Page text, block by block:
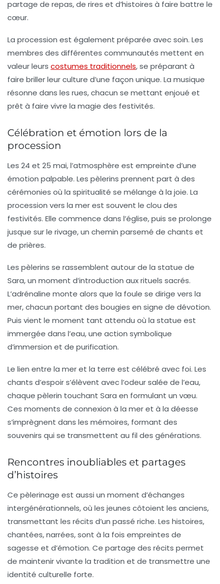
partage de repas, de rires et d’histoires à faire battre le
cœur.
La procession est également préparée avec soin. Les
membres des différentes communautés mettent en
valeur leurs costumes traditionnels, se préparant à
faire briller leur culture d’une façon unique. La musique
résonne dans les rues, chacun se mettant enjoué et
prêt à faire vivre la magie des festivités.
Célébration et émotion lors de la
procession
Les 24 et 25 mai, l’atmosphère est empreinte d’une
émotion palpable. Les pèlerins prennent part à des
cérémonies où la spiritualité se mélange à la joie. La
procession vers la mer est souvent le clou des
festivités. Elle commence dans l’église, puis se prolonge
jusque sur le rivage, un chemin parsemé de chants et
de prières.
Les pèlerins se rassemblent autour de la statue de
Sara, un moment d’introduction aux rituels sacrés.
L’adrénaline monte alors que la foule se dirige vers la
mer, chacun portant des bougies en signe de dévotion.
Puis vient le moment tant attendu où la statue est
immergée dans l’eau, une action symbolique
d’immersion et de purification.
Le lien entre la mer et la terre est célébré avec foi. Les
chants d’espoir s’élèvent avec l’odeur salée de l’eau,
chaque pèlerin touchant Sara en formulant un vœu.
Ces moments de connexion à la mer et à la déesse
s’imprègnent dans les mémoires, formant des
souvenirs qui se transmettent au fil des générations.
Rencontres inoubliables et partages
d’histoires
Ce pèlerinage est aussi un moment d’échanges
intergénérationnels, où les jeunes côtoient les anciens,
transmettant les récits d’un passé riche. Les histoires,
chantées, narrées, sont à la fois empreintes de
sagesse et d’émotion. Ce partage des récits permet
de maintenir vivante la tradition et de transmettre une
identité culturelle forte.